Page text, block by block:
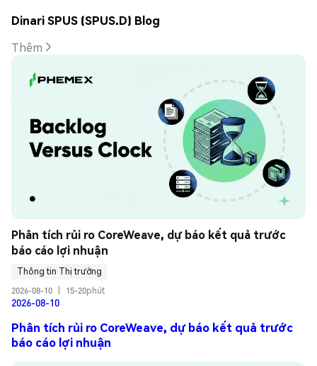
Dinari SPUS (SPUS.D) Blog
Thêm
Phân tích rủi ro CoreWeave, dự báo kết quả trước
báo cáo lợi nhuận
Thông tin Thị trường
2026-08-10
15-20phút
2026-08-10
Phân tích rủi ro CoreWeave, dự báo kết quả trước
báo cáo lợi nhuận